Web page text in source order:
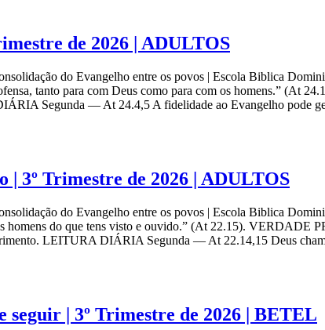
de 2026 | ADULTOS
do Evangelho entre os povos | Escola Biblica
tanto para com Deus como para com os homens.” (At
Segunda — At 24.4,5 A fidelidade ao Evangelho pode
3º Trimestre de 2026 | ADULTOS
do Evangelho entre os povos | Escola Biblica
homens do que tens visto e ouvido.” (At 22.15). VERDADE
LEITURA DIÁRIA Segunda — At 22.14,15 Deus
seguir | 3º Trimestre de 2026 | BETEL